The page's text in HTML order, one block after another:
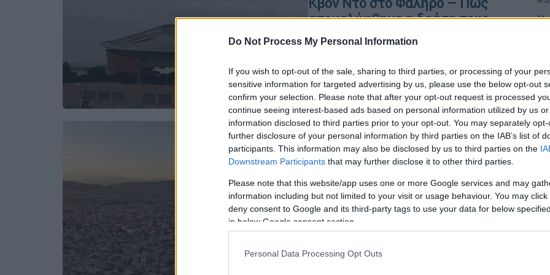
Do Not Process My Personal Information
If you wish to opt-out of the sale, sharing to third parties, or processing of your
sensitive information for targeted advertising by us, please use the below opt-out
confirm your selection. Please note that after your opt-out request is processed
continue seeing interest-based ads based on personal information utilized by us
information disclosed to third parties prior to your opt-out. You may separately
further disclosure of your personal information by third parties on the IAB’s list of
participants. This information may also be disclosed by us to third parties on the
Downstream Participants that may further disclose it to other third parties.
Please note that this website/app uses one or more Google services and may
information including but not limited to your visit or usage behaviour. You may
deny consent to Google and its third-party tags to use your data for below
in below Google consent section.
Personal Data Processing Opt Outs
αποκαλύφθηκε η δράση τους
Σάλος από τις αποκαλύψεις για τη
Διαχείρισης Ακινήτων Δημοσίου
Οικονομία| 31.03.2024 09:22
Αλλάζουν τα δεδομένα στην αγορά
ακινήτων: Ο ρόλος που παίζουν
Golden Visa και βραχυχρόνιες
μισθώσεις